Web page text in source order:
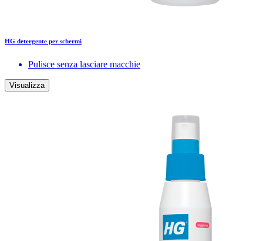
HG detergente per schermi
Pulisce senza lasciare macchie
Visualizza